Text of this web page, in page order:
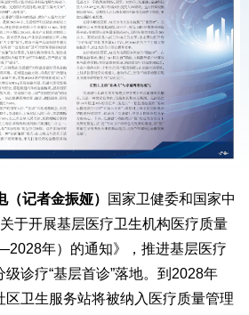
记者金振娅）
国家卫健委和国家中
于开展基层医疗卫生机构医疗质量
年）的通知》，推进基层医疗
诊疗“基层首诊”落地。到2028年
区卫生服务站将被纳入医疗质量管理